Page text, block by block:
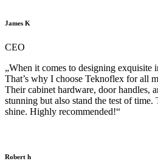
James K
CEO
„When it comes to designing exquisite
That’s why I choose Teknoflex for all
Their cabinet hardware, door handles,
stunning but also stand the test of time.
shine. Highly recommended!“
Robert h